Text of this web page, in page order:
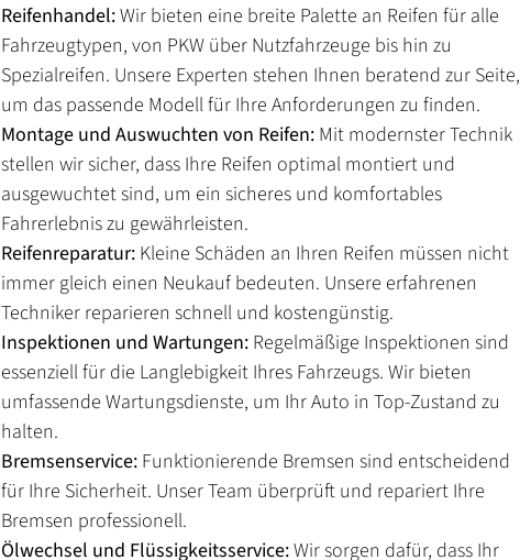
Reifenhandel:Wir bieten eine breite Palette an Reifen für alle
Fahrzeugtypen, von PKW über Nutzfahrzeuge bis hin zu
Spezialreifen. Unsere Experten stehen Ihnen beratend zur Seite,
um das passende Modell für Ihre Anforderungen zu finden.
Montage und Auswuchten von Reifen: Mit modernster Technik
stellen wir sicher, dass Ihre Reifen optimal montiert und
ausgewuchtet sind, um ein sicheres und komfortables
Fahrerlebnis zu gewährleisten.
Reifenreparatur: Kleine Schäden an Ihren Reifen müssen nicht
immer gleich einen Neukauf bedeuten. Unsere erfahrenen
Techniker reparieren schnell und kostengünstig.
Inspektionen und Wartungen: Regelmäßige Inspektionen sind
essenziell für die Langlebigkeit Ihres Fahrzeugs. Wir bieten
umfassende Wartungsdienste, um Ihr Auto in Top-Zustand zu
halten.
Bremsenservice: Funktionierende Bremsen sind entscheidend
für Ihre Sicherheit. Unser Team überprüft und repariert Ihre
Bremsen professionell.
Ölwechsel und Flüssigkeitsservice:Wir sorgen dafür, dass Ihr